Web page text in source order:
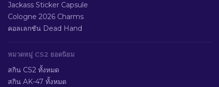
Jackass Sticker Capsule
Cologne 2026 Charms
คอลเลกชัน Dead Hand
หมวดหมู่ CS2 ยอดนิยม
สกิน CS2 ทั้งหมด
สกิน AK-47 ทั้งหมด